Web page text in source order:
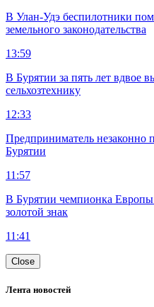
В Улан-Удэ беспилотники
земельного законодательства
13:59
В Бурятии за пять лет вдвое
сельхозтехнику
12:33
Предприниматель незаконно
Бурятии
11:57
В Бурятии чемпионка
золотой знак
11:41
Close
Лента новостей